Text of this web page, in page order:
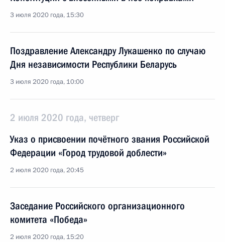
3 июля 2020 года, 15:30
Поздравление Александру Лукашенко по случаю
Дня независимости Республики Беларусь
3 июля 2020 года, 10:00
2 июля 2020 года, четверг
Указ о присвоении почётного звания Российской
Федерации «Город трудовой доблести»
2 июля 2020 года, 20:45
Заседание Российского организационного
комитета «Победа»
2 июля 2020 года, 15:20